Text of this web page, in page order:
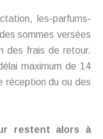
les-parfums-
sommes versées
des frais de retour.
maximum de 14
réception du ou des
restent alors à